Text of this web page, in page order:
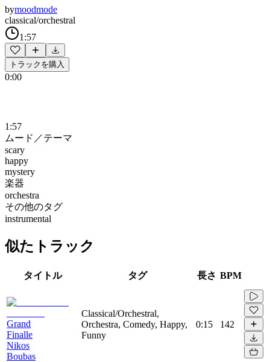
bymoodmode
classical/orchestral
1:57
トラックを購入
0:00
1:57
ムード／テーマ
scary
happy
mystery
楽器
orchestra
その他のタグ
instrumental
似たトラック
タイトル タグ 長さ BPM
Grand
Finalle
Nikos
Boubas
Classical/Orchestral,
Orchestra, Comedy, Happy,
Funny
0:15 142